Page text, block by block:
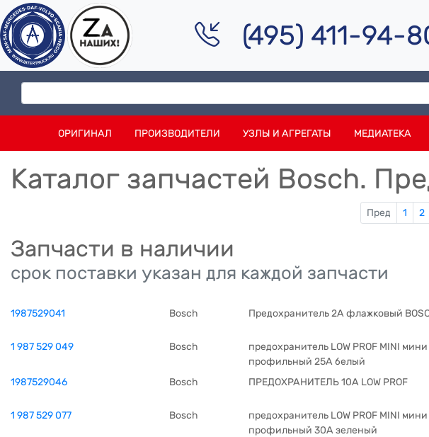
(495) 411-94-
ОРИГИНАЛ ПРОИЗВОДИТЕЛИ УЗЛЫ И АГРЕГАТЫ МЕДИАТЕКА
Каталог запчастей Bosch.
Пред 1 2
Запчасти в наличии
срок поставки указан для каждой запчасти
1987529041 Bosch Предохранитель 2A флажковый
1 987 529 049 Bosch
предохранитель LOW PROF MINI
профильный 25A белый
1987529046 Bosch ПРЕДОХРАНИТЕЛЬ 10А LOW PROF
1 987 529 077 Bosch
предохранитель LOW PROF MINI
профильный 30A зеленый